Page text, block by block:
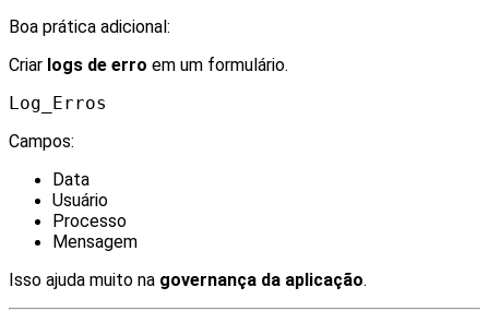
Boa prática adicional:
Criar logs de erro em um formulário.
Log_Erros
Campos:
Data
Usuário
Processo
Mensagem
Isso ajuda muito na governança da aplicação.